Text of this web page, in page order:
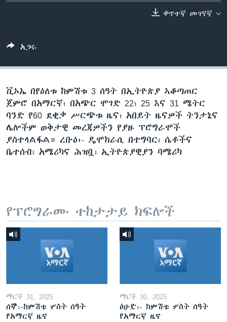
ቀጥተኛ መገናኛ
አጋሩ
ቪኦኤ በየዕለቱ ከምሽቱ 3 ሰዓት በኢትዮጵያ ኣቆጣጠር
ጀምሮ በአማርኛ፣ በአጭር ሞገድ 22፣ 25 እና 31 ሜትር
ባንድ የ60 ደቂቃ ሥርጭቱ ዜና፣ አበይት ዜናዎች ትንታኔና
ሌሎችም ወቅታዊ መረጃዎችን የያዙ ፕሮግራሞች
ያስተላልፋል። ረቡዕ፡- ዴሞክራሲ በተግባር፣ ሴቶችና
ቤተሰብ፣ አሜሪካና ሕዝቧ፣ ኢትዮጵያዊያን ባሜሪካ
የፕሮግራሙ ተከታታይ ክፍሎች
ማርች 31, 2025
ሰኞ፡-ከምሽቱ ሦስት ሰዓት
የአማርኛ ዜና
ማርች 30, 2025
ዕሁድ፡- ከምሽቱ ሦስት ሰዓት
የአማርኛ ዜና